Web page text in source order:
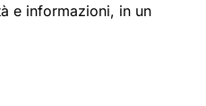
e informazioni, in un